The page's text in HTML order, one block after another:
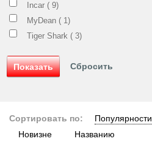
Incar ( 9)
MyDean ( 1)
Tiger Shark ( 3)
Сортировать по: Популярности
Новизне
Названию